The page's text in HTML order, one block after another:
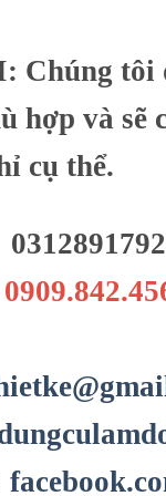
Chúng tôi
hợp và sẽ
cụ thể.